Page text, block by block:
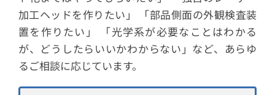
加工ヘッドを作りたい」 「部品側面の外観検査装
置を作りたい」 「光学系が必要なことはわかる
が、どうしたらいいかわからない」など、あらゆ
るご相談に応じています。